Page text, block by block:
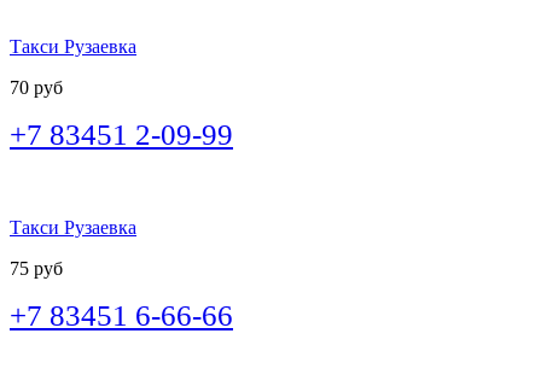
Такси Рузаевка
70 руб
+7 83451 2-09-99
Такси Рузаевка
75 руб
+7 83451 6-66-66